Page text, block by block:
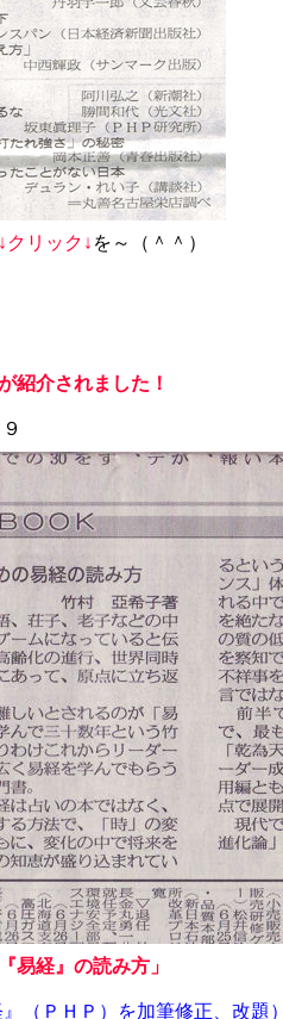
↓クリック↓ を～（＾＾）
紹介されました！
易経』の読み方」
（ＰＨＰ）を加筆修正、改題